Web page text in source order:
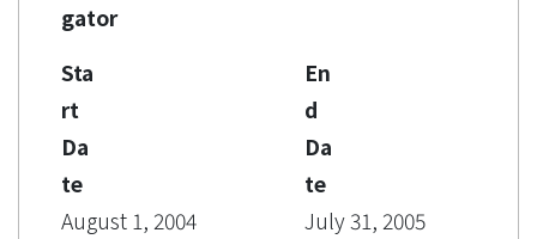
gator
Sta
rt
Da
te
August 1, 2004
En
d
Da
te
July 31, 2005